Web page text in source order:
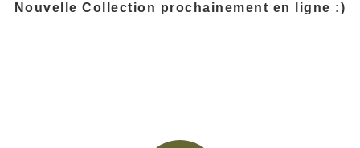
Nouvelle Collection prochainement en ligne :)